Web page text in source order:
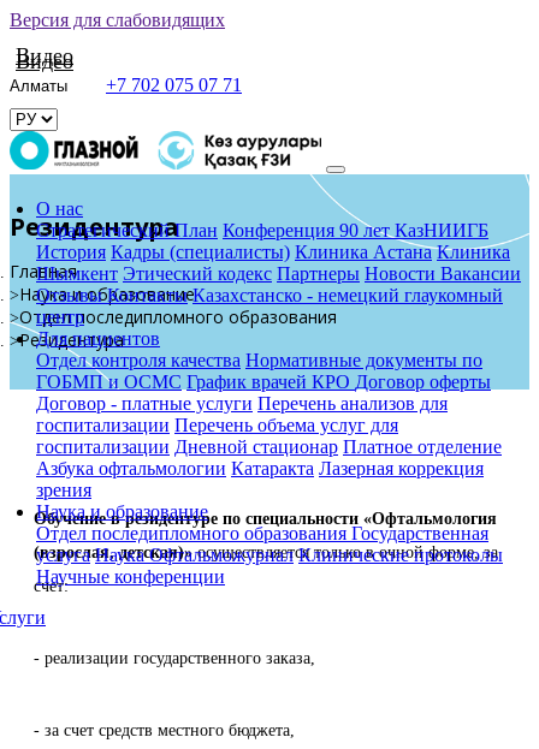
Версия для слабовидящих
Видео
Видео
+7 702 075 07 71
О нас
Стратегический План Конференция 90 лет КазНИИГБ
История Кадры (специалисты) Клиника Астана Клиника
Шымкент Этический кодекс Партнеры Новости Вакансии
ОтзывыКонтакты Казахстанско - немецкий глаукомный
центр
Для пациентов
Отдел контроля качества Нормативные документы по
ГОБМП и ОСМС График врачей КРО Договор оферты
Договор - платные услуги Перечень анализов для
госпитализации Перечень объема услуг для
госпитализации Дневной стационар Платное отделение
Азбука офтальмологии Катаракта Лазерная коррекция
зрения
Наука и образование
Отдел последипломного образования Государственная
услуга НаукаОфтальможурнал Клинические протоколы
Научные конференции
Резидентура
Главная
Наука и образование
Отдел последипломного образования
Резидентура
Обучение в резидентуре по специальности «Офтальмология
(взрослая, детская)»осуществляется только в очной форме, за
счет:
- реализации государственного заказа,
- за счет средств местного бюджета,